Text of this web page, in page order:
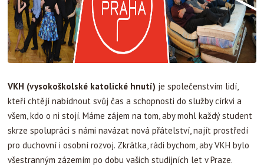
VKH (vysokoškolské katolické hnutí) je společenstvím lidí,
kteří chtějí nabídnout svůj čas a schopnosti do služby církvi a
všem, kdo o ni stojí. Máme zájem na tom, aby mohl každý student
skrze spolupráci s námi navázat nová přátelství, najít prostředí
pro duchovní i osobní rozvoj. Zkrátka, rádi bychom, aby VKH bylo
všestranným zázemím po dobu vašich studijních let v Praze.